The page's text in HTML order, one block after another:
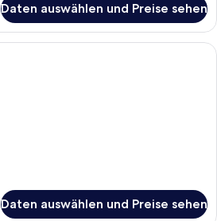
Daten auswählen und Preise sehen
Ein Schlafzimmer mit einem
Daten auswählen und Preise sehen